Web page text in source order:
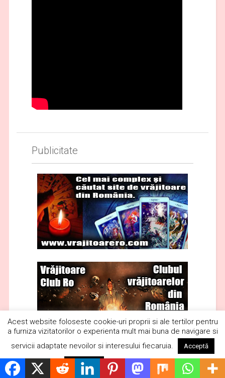
Publicitate
Acest website foloseste cookie-uri proprii si ale tertilor pentru
a furniza vizitatorilor o experienta mult mai buna de navigare si
servicii adaptate nevoilor si interesului fiecaruia.
Acceptă
Respinge Citește mai mult